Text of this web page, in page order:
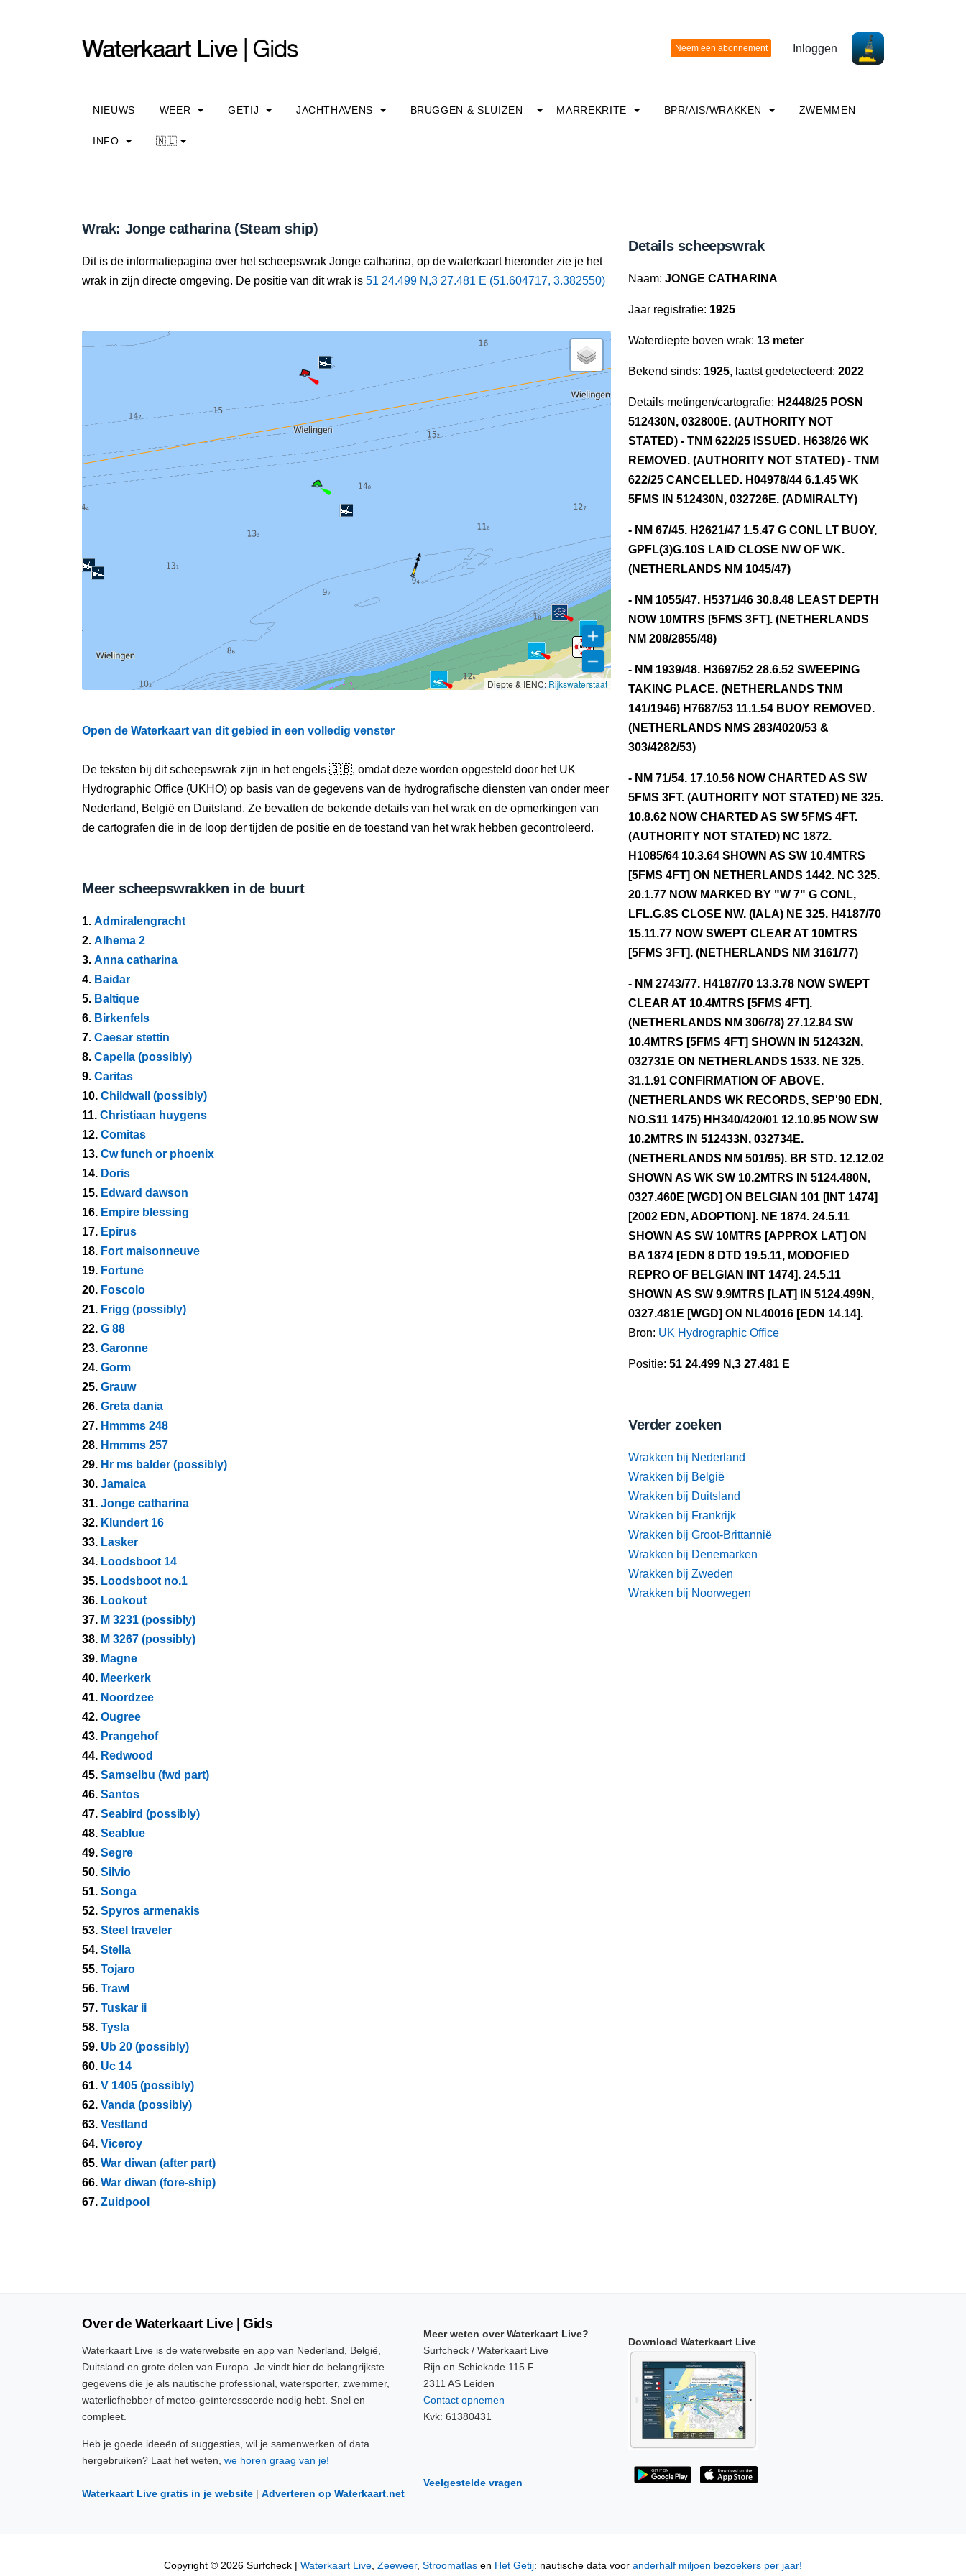
Inloggen
NIEUWS WEER GETIJ JACHTHAVENS BRUGGEN & SLUIZEN MARREKRITE BPR/AIS/WRAKKEN ZWEMMEN
INFO 🇳🇱
Wrak: Jonge catharina (Steam ship)
Dit is de informatiepagina over het scheepswrak Jonge catharina, op de waterkaart hieronder zie je het
wrak in zijn directe omgeving. De positie van dit wrak is 51 24.499 N,3 27.481 E (51.604717, 3.382550)
Diepte & IENC: Rijkswaterstaat
Open de Waterkaart van dit gebied in een volledig venster
De teksten bij dit scheepswrak zijn in het engels 🇬🇧, omdat deze worden opgesteld door het UK
Hydrographic Office (UKHO) op basis van de gegevens van de hydrografische diensten van onder meer
Nederland, België en Duitsland. Ze bevatten de bekende details van het wrak en de opmerkingen van
de cartografen die in de loop der tijden de positie en de toestand van het wrak hebben gecontroleerd.
Meer scheepswrakken in de buurt
1. Admiralengracht
2. Alhema 2
3. Anna catharina
4. Baidar
5. Baltique
6. Birkenfels
7. Caesar stettin
8. Capella (possibly)
9. Caritas
10. Childwall (possibly)
11. Christiaan huygens
12. Comitas
13. Cw funch or phoenix
14. Doris
15. Edward dawson
16. Empire blessing
17. Epirus
18. Fort maisonneuve
19. Fortune
20. Foscolo
21. Frigg (possibly)
22. G 88
23. Garonne
24. Gorm
25. Grauw
26. Greta dania
27. Hmmms 248
28. Hmmms 257
29. Hr ms balder (possibly)
30. Jamaica
31. Jonge catharina
32. Klundert 16
33. Lasker
34. Loodsboot 14
35. Loodsboot no.1
36. Lookout
37. M 3231 (possibly)
38. M 3267 (possibly)
39. Magne
40. Meerkerk
41. Noordzee
42. Ougree
43. Prangehof
44. Redwood
45. Samselbu (fwd part)
46. Santos
47. Seabird (possibly)
48. Seablue
49. Segre
50. Silvio
51. Songa
52. Spyros armenakis
53. Steel traveler
54. Stella
55. Tojaro
56. Trawl
57. Tuskar ii
58. Tysla
59. Ub 20 (possibly)
60. Uc 14
61. V 1405 (possibly)
62. Vanda (possibly)
63. Vestland
64. Viceroy
65. War diwan (after part)
66. War diwan (fore-ship)
67. Zuidpool
Details scheepswrak
Naam: JONGE CATHARINA
Jaar registratie: 1925
Waterdiepte boven wrak: 13 meter
Bekend sinds: 1925, laatst gedetecteerd: 2022
Details metingen/cartografie: H2448/25 POSN
512430N, 032800E. (AUTHORITY NOT
STATED) - TNM 622/25 ISSUED. H638/26 WK
REMOVED. (AUTHORITY NOT STATED) - TNM
622/25 CANCELLED. H04978/44 6.1.45 WK
5FMS IN 512430N, 032726E. (ADMIRALTY)
- NM 67/45. H2621/47 1.5.47 G CONL LT BUOY,
GPFL(3)G.10S LAID CLOSE NW OF WK.
(NETHERLANDS NM 1045/47)
- NM 1055/47. H5371/46 30.8.48 LEAST DEPTH
NOW 10MTRS [5FMS 3FT]. (NETHERLANDS
NM 208/2855/48)
- NM 1939/48. H3697/52 28.6.52 SWEEPING
TAKING PLACE. (NETHERLANDS TNM
141/1946) H7687/53 11.1.54 BUOY REMOVED.
(NETHERLANDS NMS 283/4020/53 &
303/4282/53)
- NM 71/54. 17.10.56 NOW CHARTED AS SW
5FMS 3FT. (AUTHORITY NOT STATED) NE 325.
10.8.62 NOW CHARTED AS SW 5FMS 4FT.
(AUTHORITY NOT STATED) NC 1872.
H1085/64 10.3.64 SHOWN AS SW 10.4MTRS
[5FMS 4FT] ON NETHERLANDS 1442. NC 325.
20.1.77 NOW MARKED BY "W 7" G CONL,
LFL.G.8S CLOSE NW. (IALA) NE 325. H4187/70
15.11.77 NOW SWEPT CLEAR AT 10MTRS
[5FMS 3FT]. (NETHERLANDS NM 3161/77)
- NM 2743/77. H4187/70 13.3.78 NOW SWEPT
CLEAR AT 10.4MTRS [5FMS 4FT].
(NETHERLANDS NM 306/78) 27.12.84 SW
10.4MTRS [5FMS 4FT] SHOWN IN 512432N,
032731E ON NETHERLANDS 1533. NE 325.
31.1.91 CONFIRMATION OF ABOVE.
(NETHERLANDS WK RECORDS, SEP'90 EDN,
NO.S11 1475) HH340/420/01 12.10.95 NOW SW
10.2MTRS IN 512433N, 032734E.
(NETHERLANDS NM 501/95). BR STD. 12.12.02
SHOWN AS WK SW 10.2MTRS IN 5124.480N,
0327.460E [WGD] ON BELGIAN 101 [INT 1474]
[2002 EDN, ADOPTION]. NE 1874. 24.5.11
SHOWN AS SW 10MTRS [APPROX LAT] ON
BA 1874 [EDN 8 DTD 19.5.11, MODOFIED
REPRO OF BELGIAN INT 1474]. 24.5.11
SHOWN AS SW 9.9MTRS [LAT] IN 5124.499N,
0327.481E [WGD] ON NL40016 [EDN 14.14].
Bron: UK Hydrographic Office
Positie: 51 24.499 N,3 27.481 E
Verder zoeken
Wrakken bij Nederland
Wrakken bij België
Wrakken bij Duitsland
Wrakken bij Frankrijk
Wrakken bij Groot-Brittannië
Wrakken bij Denemarken
Wrakken bij Zweden
Wrakken bij Noorwegen
Over de Waterkaart Live | Gids
Waterkaart Live is de waterwebsite en app van Nederland, België,
Duitsland en grote delen van Europa. Je vindt hier de belangrijkste
gegevens die je als nautische professional, watersporter, zwemmer,
waterliefhebber of meteo-geïnteresseerde nodig hebt. Snel en
compleet.
Heb je goede ideeën of suggesties, wil je samenwerken of data
hergebruiken? Laat het weten, we horen graag van je!
Waterkaart Live gratis in je website | Adverteren op Waterkaart.net
Meer weten over Waterkaart Live?
Surfcheck / Waterkaart Live
Rijn en Schiekade 115 F
2311 AS Leiden
Contact opnemen
Kvk: 61380431
Veelgestelde vragen
Download Waterkaart Live
Copyright © 2026 Surfcheck | Waterkaart Live, Zeeweer, Stroomatlas en Het Getij: nautische data voor anderhalf miljoen bezoekers per jaar!